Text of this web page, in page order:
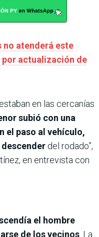
atenderá este
actualización de
en las cercanías
subió con una
el paso al vehículo,
del rodado”,
en entrevista con
el hombre
de los vecinos . La